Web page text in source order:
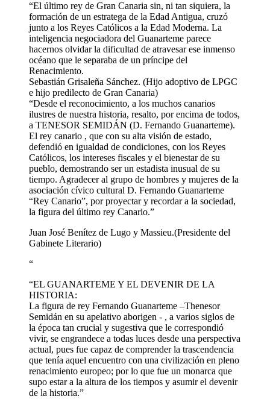
“El último rey de Gran Canaria sin, ni tan siquiera, la
formación de un estratega de la Edad Antigua, cruzó
junto a los Reyes Católicos a la Edad Moderna. La
inteligencia negociadora del Guanarteme parece
hacernos olvidar la dificultad de atravesar ese inmenso
océano que le separaba de un príncipe del
Renacimiento.
Sebastián Grisaleña Sánchez. (Hijo adoptivo de LPGC
e hijo predilecto de Gran Canaria)
“Desde el reconocimiento, a los muchos canarios
ilustres de nuestra historia, resalto, por encima de todos,
a TENESOR SEMIDÁN (D. Fernando Guanarteme).
El rey canario , que con su alta visión de estado,
defendió en igualdad de condiciones, con los Reyes
Católicos, los intereses fiscales y el bienestar de su
pueblo, demostrando ser un estadista inusual de su
tiempo. Agradecer al grupo de hombres y mujeres de la
asociación cívico cultural D. Fernando Guanarteme
“Rey Canario”, por proyectar y recordar a la sociedad,
la figura del último rey Canario.”
Juan José Benítez de Lugo y Massieu.(Presidente del
Gabinete Literario)
“
“EL GUANARTEME Y EL DEVENIR DE LA
HISTORIA:
La figura de rey Fernando Guanarteme –Thenesor
Semidán en su apelativo aborigen - , a varios siglos de
la época tan crucial y sugestiva que le correspondió
vivir, se engrandece a todas luces desde una perspectiva
actual, pues fue capaz de comprender la trascendencia
que tenía aquel encuentro con una civilización en pleno
renacimiento europeo; por lo que fue un monarca que
supo estar a la altura de los tiempos y asumir el devenir
de la historia.”